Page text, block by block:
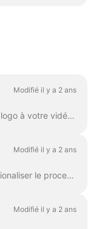
Modifié il y a 2 ans
Il existe trois façons d'ajouter un logo à votre vidéo ! Passons en revue chaque méthode et examinons ses avantages et ses inconvénients ! Si vous avez l'intention d'utiliser ce logo vraiment ...
Modifié il y a 2 ans
Le branding est un moyen de rationaliser le processus de création de vidéos de marque, et ce de manière efficace. Il vous permet de créer plusieurs "marques"...
Modifié il y a 2 ans